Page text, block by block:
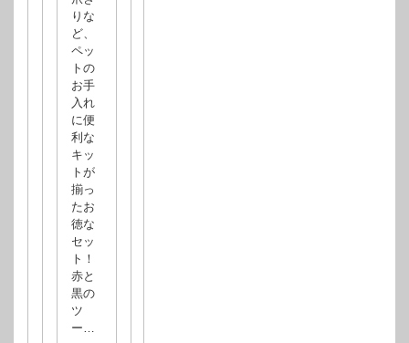
りな
ど、
ペッ
トの
お手
入れ
に便
利な
キッ
トが
揃っ
たお
徳な
セッ
ト！
赤と
黒の
ツ
ー…